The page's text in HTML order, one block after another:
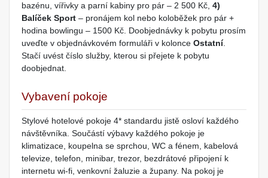
bazénu, vířivky a parní kabiny pro pár – 2 500 Kč, 4)
Balíček Sport – pronájem kol nebo koloběžek pro pár +
hodina bowlingu – 1500 Kč. Doobjednávky k pobytu prosím
uveďte v objednávkovém formuláři v kolonce Ostatní.
Stačí uvést číslo služby, kterou si přejete k pobytu
doobjednat.
Vybavení pokoje
Stylové hotelové pokoje 4* standardu jistě osloví každého
návštěvníka. Součástí výbavy každého pokoje je
klimatizace, koupelna se sprchou, WC a fénem, kabelová
televize, telefon, minibar, trezor, bezdrátové připojení k
internetu wi-fi, venkovní žaluzie a župany. Na pokoj je